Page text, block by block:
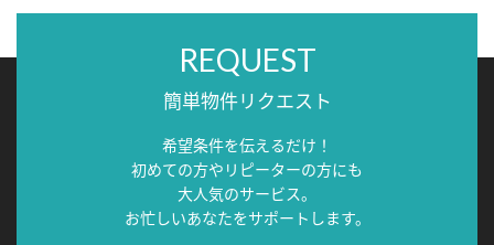
REQUEST
簡単物件リクエスト
希望条件を伝えるだけ！
初めての方やリピーターの方にも
大人気のサービス。
お忙しいあなたをサポートします。